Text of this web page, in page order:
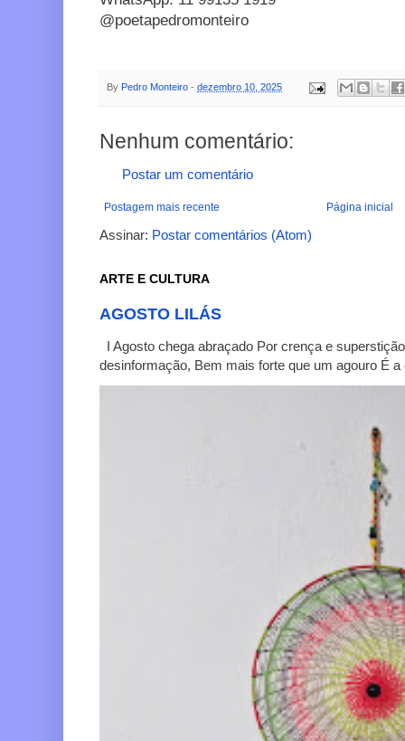
@poetapedromonteiro
By Pedro Monteiro - dezembro 10, 2025
Nenhum comentário:
Postar um comentário
Postagem mais recente Página inicial
Assinar: Postar comentários (Atom)
ARTE E CULTURA
AGOSTO LILÁS
I Agosto chega abraçado Por crença e
desinformação, Bem mais forte que um agouro É